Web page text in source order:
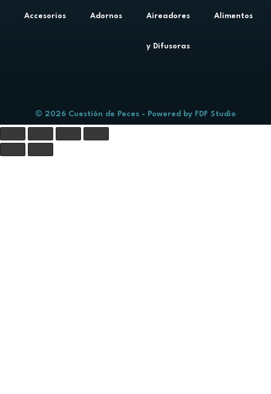
Accesorios Adornos Aireadores
y Difusoras
Alimentos
© 2026 Cuestión de Peces - Powered by FDF Studio